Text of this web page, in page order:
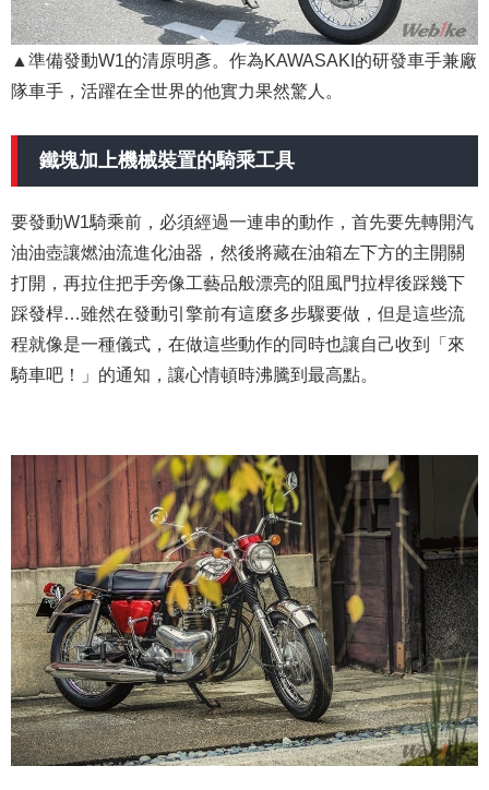
▲準備發動W1的清原明彥。作為KAWASAKI的研發車手兼廠
隊車手，活躍在全世界的他實力果然驚人。
鐵塊加上機械裝置的騎乘工具
要發動W1騎乘前，必須經過一連串的動作，首先要先轉開汽
油油壺讓燃油流進化油器，然後將藏在油箱左下方的主開關
打開，再拉住把手旁像工藝品般漂亮的阻風門拉桿後踩幾下
踩發桿…雖然在發動引擎前有這麼多步驟要做，但是這些流
程就像是一種儀式，在做這些動作的同時也讓自己收到「來
騎車吧！」的通知，讓心情頓時沸騰到最高點。